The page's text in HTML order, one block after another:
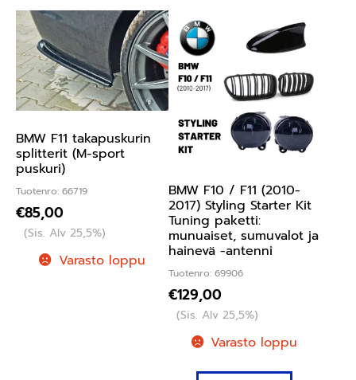
BMW F11 takapuskurin
splitterit (M-sport
puskuri)
Tuotenro: 66719
€85,00
(Sis. Alv 25,5%)
Varasto loppu
BMW F10 / F11 (2010-
2017) Styling Starter Kit
Tuning paketti:
munuaiset, sumuvalot ja
hainevä -antenni
Tuotenro: 69906
€129,00
(Sis. Alv 25,5%)
Varasto loppu